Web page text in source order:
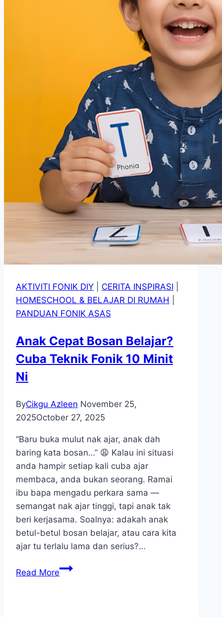
AKTIVITI FONIK DIY CERITA INSPIRASI
HOMESCHOOL & BELAJAR DI RUMAH
PANDUAN FONIK ASAS
Anak Cepat Bosan Belajar?
Cuba Teknik Fonik 10 Minit
Ni
ByCikgu Azleen November 25,
2025October 27, 2025
“Baru buka mulut nak ajar, anak dah
baring kata bosan…” 😩 Kalau ini situasi
anda hampir setiap kali cuba ajar
membaca, anda bukan seorang. Ramai
ibu bapa mengadu perkara sama —
semangat nak ajar tinggi, tapi anak tak
beri kerjasama. Soalnya: adakah anak
betul-betul bosan belajar, atau cara kita
ajar tu terlalu lama dan serius?…
Read MoreAnak